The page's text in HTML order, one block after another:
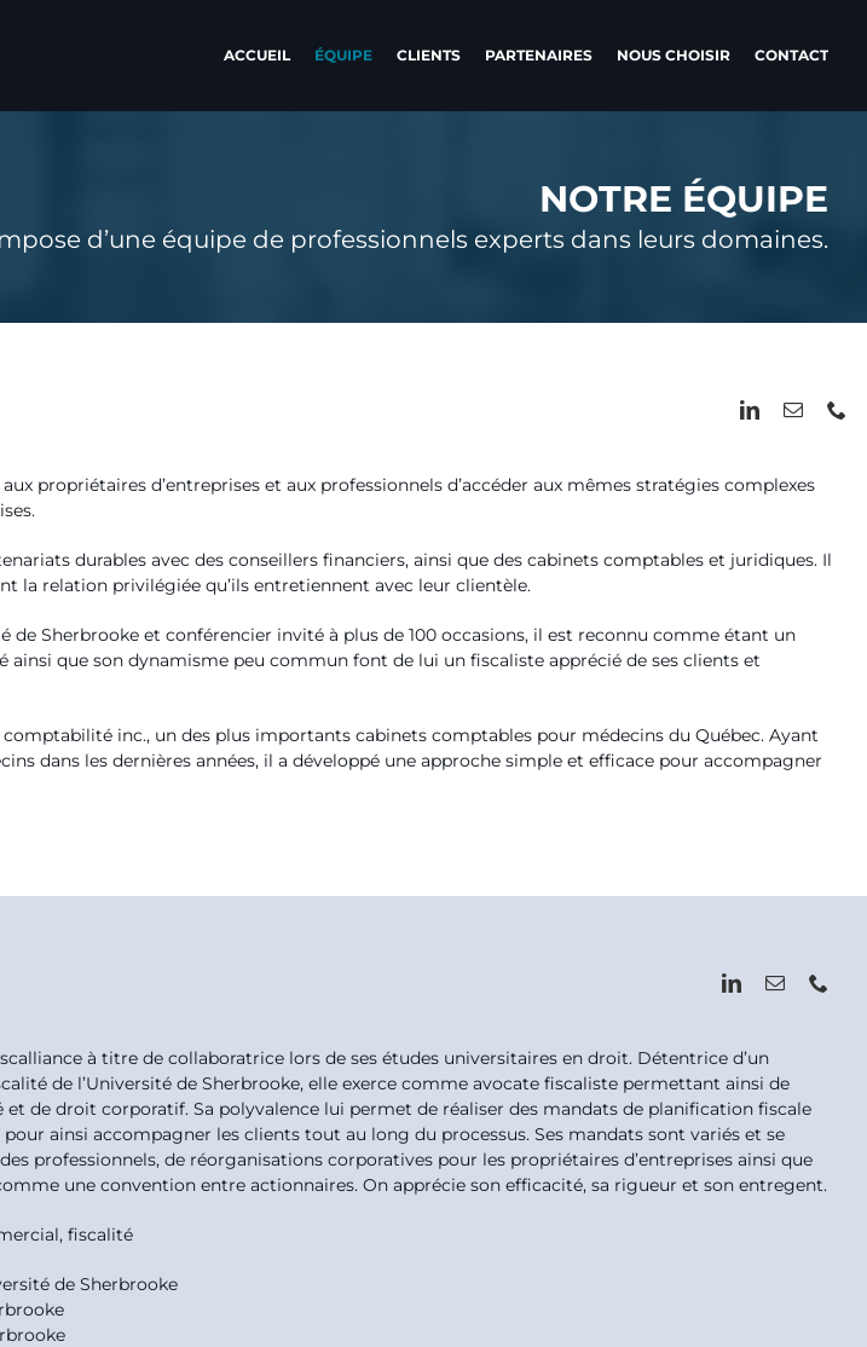
ACCUEIL ÉQUIPE CLIENTS PARTENAIRES NOUS CHOISIR CONTACT
NOTRE ÉQUIPE
d’une équipe de professionnels experts dans leurs domaines.
propriétaires d’entreprises et aux professionnels d’accéder aux mêmes stratégies complexes
durables avec des conseillers financiers, ainsi que des cabinets comptables et juridiques. Il
la relation privilégiée qu’ils entretiennent avec leur clientèle.
de Sherbrooke et conférencier invité à plus de 100 occasions, il est reconnu comme étant un
ainsi que son dynamisme peu commun font de lui un fiscaliste apprécié de ses clients et
inc., un des plus importants cabinets comptables pour médecins du Québec. Ayant
dans les dernières années, il a développé une approche simple et efficace pour accompagner
à titre de collaboratrice lors de ses études universitaires en droit. Détentrice d’un
de l’Université de Sherbrooke, elle exerce comme avocate fiscaliste permettant ainsi de
de droit corporatif. Sa polyvalence lui permet de réaliser des mandats de planification fiscale
ainsi accompagner les clients tout au long du processus. Ses mandats sont variés et se
professionnels, de réorganisations corporatives pour les propriétaires d’entreprises ainsi que
une convention entre actionnaires. On apprécie son efficacité, sa rigueur et son entregent.
fiscalité
de Sherbrooke